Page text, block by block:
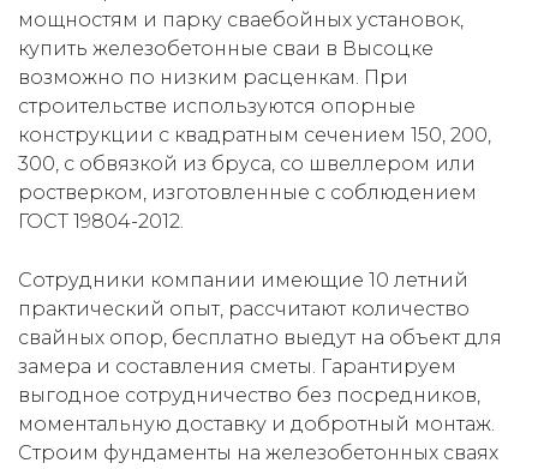
мощностям и парку сваебойных установок,
купить железобетонные сваи в Высоцке
возможно по низким расценкам. При
строительстве используются опорные
конструкции с квадратным сечением 150, 200,
300, с обвязкой из бруса, со швеллером или
ростверком, изготовленные с соблюдением
ГОСТ 19804-2012.
Сотрудники компании имеющие 10 летний
практический опыт, рассчитают количество
свайных опор, бесплатно выедут на объект для
замера и составления сметы. Гарантируем
выгодное сотрудничество без посредников,
моментальную доставку и добротный монтаж.
Строим фундаменты на железобетонных сваях